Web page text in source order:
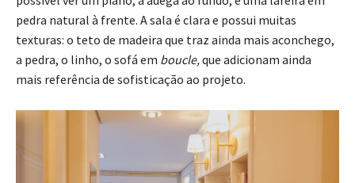
pedra natural à frente. A sala é clara e possui muitas
texturas: o teto de madeira que traz ainda mais aconchego,
a pedra, o linho, o sofá em boucle,que adicionam ainda
mais referência de sofisticação ao projeto.